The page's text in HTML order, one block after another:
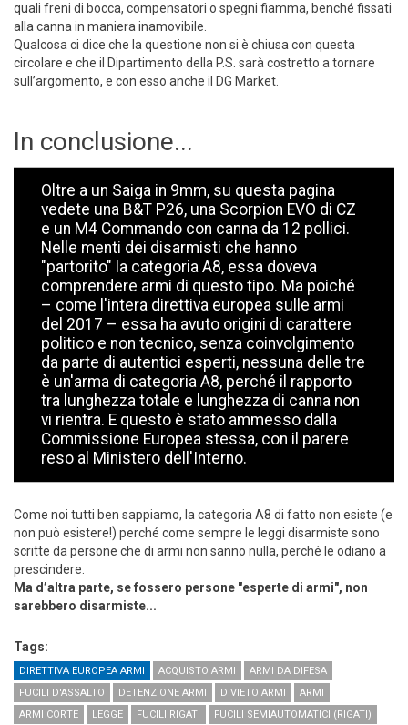
quali freni di bocca, compensatori o spegni fiamma, benché fissati
alla canna in maniera inamovibile.
Qualcosa ci dice che la questione non si è chiusa con questa
circolare e che il Dipartimento della P.S. sarà costretto a tornare
sull’argomento, e con esso anche il DG Market.
In conclusione...
Oltre a un Saiga in 9mm, su questa pagina
vedete una B&T P26, una Scorpion EVO di CZ
e un M4 Commando con canna da 12 pollici.
Nelle menti dei disarmisti che hanno
"partorito" la categoria A8, essa doveva
comprendere armi di questo tipo. Ma poiché
– come l'intera direttiva europea sulle armi
del 2017 – essa ha avuto origini di carattere
politico e non tecnico, senza coinvolgimento
da parte di autentici esperti, nessuna delle tre
è un'arma di categoria A8, perché il rapporto
tra lunghezza totale e lunghezza di canna non
vi rientra. E questo è stato ammesso dalla
Commissione Europea stessa, con il parere
reso al Ministero dell'Interno.
Come noi tutti ben sappiamo, la categoria A8 di fatto non esiste (e
non può esistere!) perché come sempre le leggi disarmiste sono
scritte da persone che di armi non sanno nulla, perché le odiano a
prescindere.
Ma d’altra parte, se fossero persone "esperte di armi", non
sarebbero disarmiste...
Tags:
DIRETTIVA EUROPEA ARMI ACQUISTO ARMI
ARMI DA DIFESA
FUCILI D'ASSALTO
DETENZIONE ARMI DIVIETO ARMI
ARMI
ARMI CORTE
LEGGE FUCILI RIGATI
FUCILI SEMIAUTOMATICI (RIGATI)